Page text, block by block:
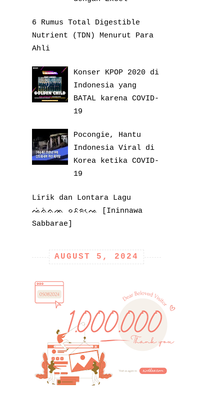
6 Rumus Total Digestible
Nutrient (TDN) Menurut Para
Ahli
Konser KPOP 2020 di
Indonesia yang
BATAL karena COVID-
19
Pocongie, Hantu
Indonesia Viral di
Korea ketika COVID-
19
Lirik dan Lontara Lagu
ᨕᨗᨊᨗᨊᨏ ᨔᨅᨑᨕᨙ [Ininnawa
Sabbarae]
AUGUST 5, 2024